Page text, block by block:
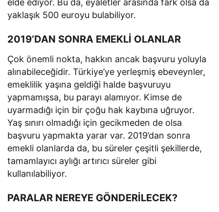
elde ediyor. Bu da, eyaletler arasında fark olsa da
yaklaşık 500 euroyu bulabiliyor.
2019’DAN SONRA EMEKLİ OLANLAR
Çok önemli nokta, hakkın ancak başvuru yoluyla
alınabileceğidir. Türkiye’ye yerleşmiş ebeveynler,
emeklilik yaşına geldiği halde başvuruyu
yapmamışsa, bu parayı alamıyor. Kimse de
uyarmadığı için bir çoğu hak kaybına uğruyor.
Yaş sınırı olmadığı için gecikmeden de olsa
başvuru yapmakta yarar var. 2019’dan sonra
emekli olanlarda da, bu süreler çeşitli şekillerde,
tamamlayıcı aylığı artırıcı süreler gibi
kullanılabiliyor.
PARALAR NEREYE GÖNDERİLECEK?